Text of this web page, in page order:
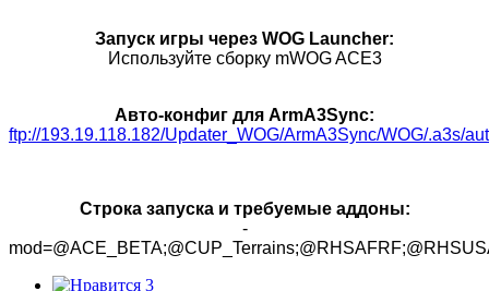
Запуск игры через WOG Launcher:
Используйте сборку mWOG ACE3
Авто-конфиг для ArmA3Sync:
ftp://193.19.118.182/Updater_WOG/ArmA3Sync/WOG/.a3s/
Строка запуска и требуемые аддоны:
-
3